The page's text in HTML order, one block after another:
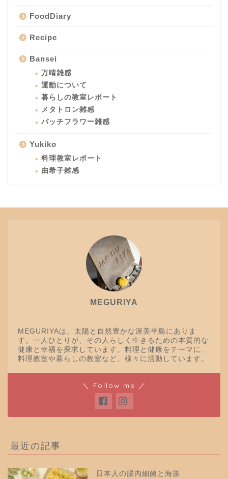
FoodDiary
Recipe
Bansei
万晴雑感
運動について
暮らしの教室レポート
メタトロン雑感
バッチフラワー雑感
Yukiko
料理教室レポート
由希子雑感
MEGURIYA
MEGURIYAは、太陽と自然豊かな渥美半島にありま
す。一人ひとりが、その人らしく生きるための本質的な
健康と幸福を探求しています。料理と健康をテーマに、
料理教室や暮らしの教室など、様々に活動しています。
＼ Follow me ／
最近の記事
日本人の腸内細菌と海藻